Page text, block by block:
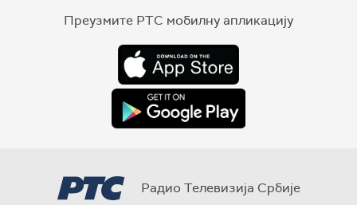
Преузмите РТС мобилну апликацију
Радио Телевизија Србије